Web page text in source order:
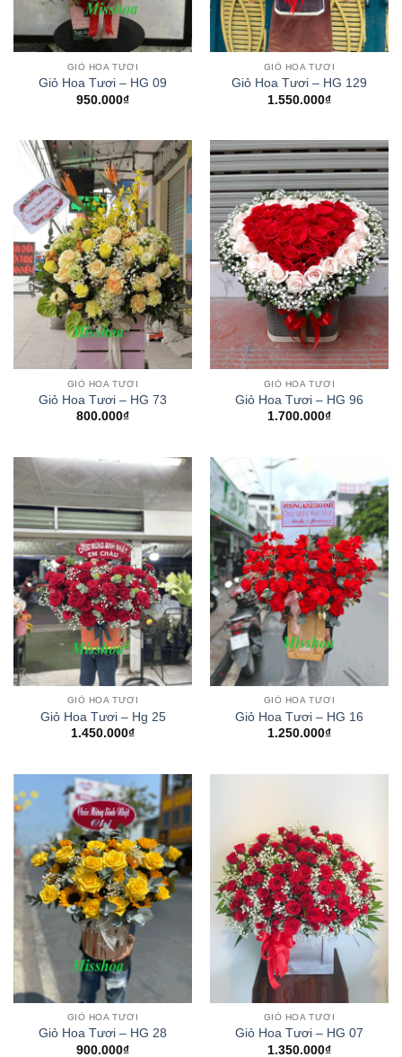
GIỎ HOA TƯƠI
Giỏ Hoa Tươi – HG 09
950.000₫
GIỎ HOA TƯƠI
Giỏ Hoa Tươi – HG 129
1.550.000₫
GIỎ HOA TƯƠI
Giỏ Hoa Tươi – HG 73
800.000₫
GIỎ HOA TƯƠI
Giỏ Hoa Tươi – HG 96
1.700.000₫
GIỎ HOA TƯƠI
Giỏ Hoa Tươi – Hg 25
1.450.000₫
GIỎ HOA TƯƠI
Giỏ Hoa Tươi – HG 16
1.250.000₫
GIỎ HOA TƯƠI
Giỏ Hoa Tươi – HG 28
900.000₫
GIỎ HOA TƯƠI
Giỏ Hoa Tươi – HG 07
1.350.000₫